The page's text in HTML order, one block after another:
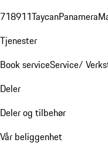
718911TaycanPanamera
Tjenester
Book serviceService/
Deler
Deler og tilbehør
Vår beliggenhet